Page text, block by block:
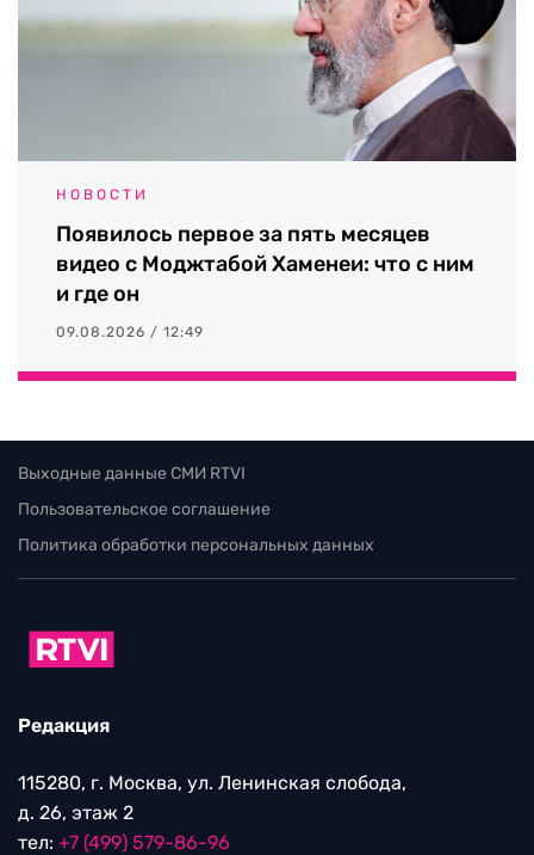
НОВОСТИ
Появилось первое за пять месяцев
видео с Моджтабой Хаменеи: что с ним
и где он
09.08.2026 / 12:49
Выходные данные СМИ RTVI
Пользовательское соглашение
Политика обработки персональных данных
Редакция
115280, г. Москва, ул. Ленинская слобода,
д. 26, этаж 2
тел: +7 (499) 579-86-96